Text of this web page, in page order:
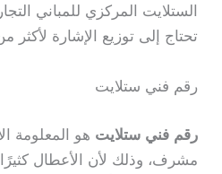
الستلايت المركزي للمباني
تحتاج إلى توزيع الإشارة لأكثر من 20 وحدة
رقم فني ستلايت
رقم فني ستلايت هو المعلومة
مشرف، وذلك لأن الأعطال